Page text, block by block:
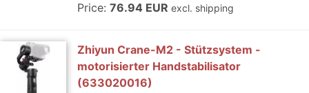
Price: 76.94 EUR excl. shipping
Zhiyun Crane-M2 - Stützsystem -
motorisierter Handstabilisator
(633020016)